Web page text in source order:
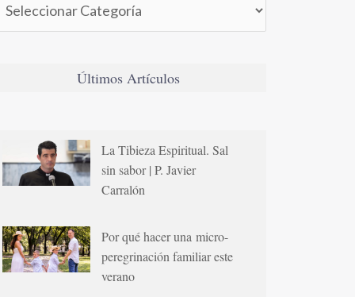
Últimos Artículos
La Tibieza Espiritual. Sal
sin sabor | P. Javier
Carralón
Por qué hacer una micro-
peregrinación familiar este
verano